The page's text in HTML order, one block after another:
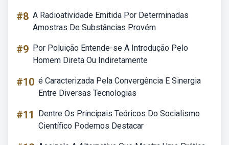
#8 A Radioatividade Emitida Por Determinadas
Amostras De Substâncias Provém
#9 Por Poluição Entende-se A Introdução Pelo
Homem Direta Ou Indiretamente
#10 é Caracterizada Pela Convergência E Sinergia
Entre Diversas Tecnologias
#11
Dentre Os Principais Teóricos Do Socialismo
Científico Podemos Destacar